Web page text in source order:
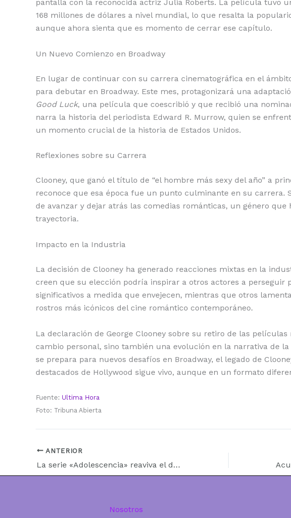
pantalla con la reconocida actriz Julia Roberts. La película tuvo
168 millones de dólares a nivel mundial, lo que resalta la
aunque ahora sienta que es momento de cerrar ese capítulo.
Un Nuevo Comienzo en Broadway
En lugar de continuar con su carrera cinematográfica en el
para debutar en Broadway. Este mes, protagonizará una
Good Luck, una película que coescribió y que recibió una
narra la historia del periodista Edward R. Murrow, quien se
un momento crucial de la historia de Estados Unidos.
Reflexiones sobre su Carrera
Clooney, que ganó el título de “el hombre más sexy del año” a
reconoce que esa época fue un punto culminante en su carrera.
de avanzar y dejar atrás las comedias románticas, un género
trayectoria.
Impacto en la Industria
La decisión de Clooney ha generado reacciones mixtas en la
creen que su elección podría inspirar a otros actores a perseguir
significativos a medida que envejecen, mientras que otros
rostros más icónicos del cine romántico contemporáneo.
La declaración de George Clooney sobre su retiro de las
cambio personal, sino también una evolución en la narrativa de
se prepara para nuevos desafíos en Broadway, el legado de
destacados de Hollywood sigue vivo, aunque en un formato
Fuente: Ultima Hora
Foto: Tribuna Abierta
ANTERIOR
La serie «Adolescencia» reaviva el debate sobre el acceso a internet de los menores
Nosotros